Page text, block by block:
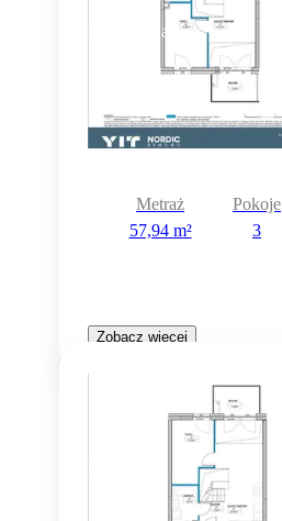
Rezerwacja
Metraż
57,94 m²
Pokoje
3
Zobacz więcej